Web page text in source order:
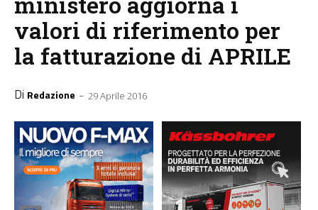
valori di riferimento per
la fatturazione di APRILE
Di Redazione - 29 Aprile 2016